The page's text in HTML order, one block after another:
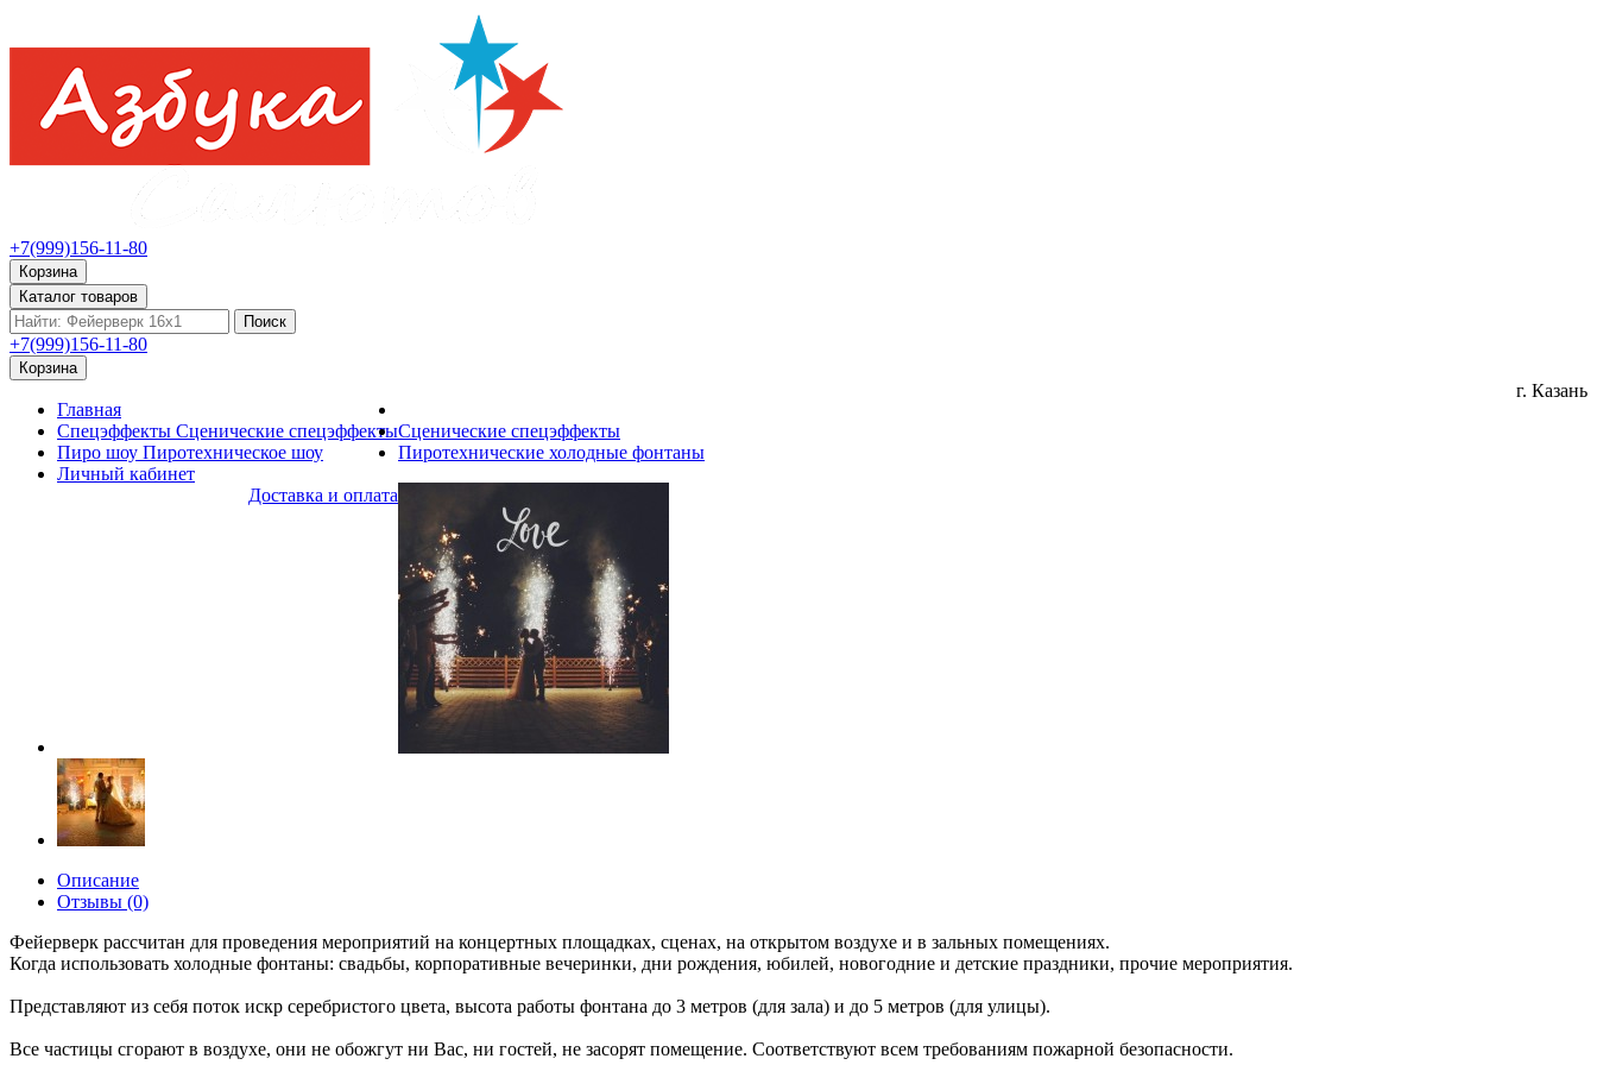
+7(999)156-11-80
Корзина
Каталог товаров
Поиск
+7(999)156-11-80
Корзина
Главная
Спецэффекты Сценические спецэффекты
Пиро шоу Пиротехническое шоу
Личный кабинет
Доставка и оплата
г. Казань
Сценические спецэффекты
Пиротехнические холодные фонтаны
Описание
Отзывы (0)
Фейерверк рассчитан для проведения мероприятий на концертных площадках, сценах, на открытом воздухе и в зальных помещениях.
Когда использовать холодные фонтаны: свадьбы, корпоративные вечеринки, дни рождения, юбилей, новогодние и детские праздники, прочие мероприятия.
Представляют из себя поток искр серебристого цвета, высота работы фонтана до 3 метров (для зала) и до 5 метров (для улицы).
Все частицы сгорают в воздухе, они не обожгут ни Вас, ни гостей, не засорят помещение. Соответствуют всем требованиям пожарной безопасности.